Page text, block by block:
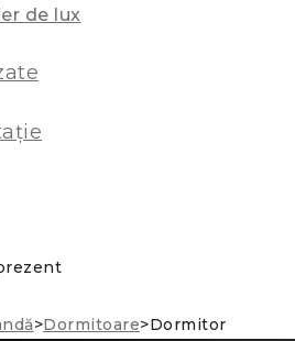
de lux
>Dormitoare>Dormitor